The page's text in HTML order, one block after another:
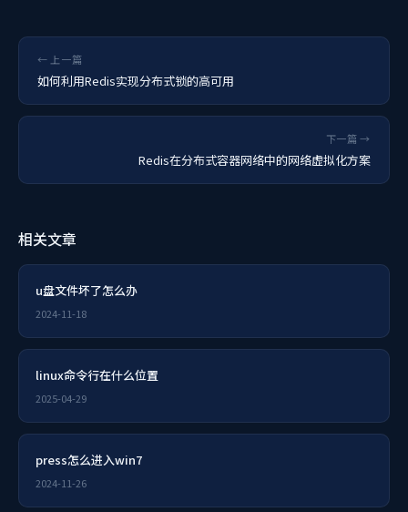
← 上一篇
如何利用Redis实现分布式锁的高可用
下一篇 →
Redis在分布式容器网络中的网络虚拟化方案
相关文章
u盘文件坏了怎么办
2024-11-18
linux命令行在什么位置
2025-04-29
press怎么进入win7
2024-11-26